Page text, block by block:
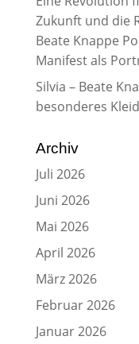
Zukunft und die
Beate Knappe
Manifest als
Silvia – Beate
besonderes Kleid
Archiv
Juli 2026
Juni 2026
Mai 2026
April 2026
März 2026
Februar 2026
Januar 2026